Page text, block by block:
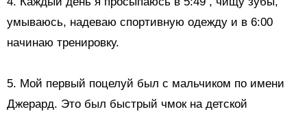
умываюсь, надеваю спортивную одежду и в 6:00
начинаю тренировку.
5. Мой первый поцелуй был с мальчиком по имени
Джерард. Это был быстрый чмок на детской